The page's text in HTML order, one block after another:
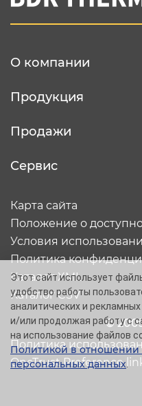
конфеденциальности
О компании
Продукция
Продажи
Сервис
©
Карта сайта
Положение о
Условия
Политика
Каталог XML
Каталог CSV
Политика
OneTrust Preference
Этот сайт использует
удобство работы
аналитических и
и/или продолжая работу с
на использование файлов
Политикой в отношении
персональных данных.